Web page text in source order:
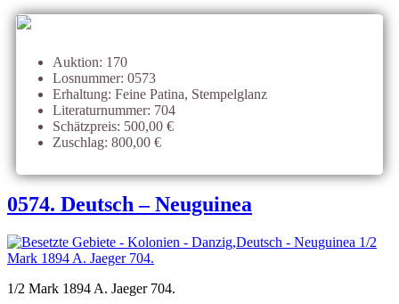
Auktion: 170
Losnummer: 0573
Erhaltung: Feine Patina, Stempelglanz
Literaturnummer: 704
Schätzpreis: 500,00 €
Zuschlag: 800,00 €
0574. Deutsch – Neuguinea
1/2 Mark 1894 A. Jaeger 704.